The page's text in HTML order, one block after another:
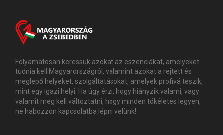
Folyamatosan keressük azokat az eszenciákat, amelyeket
tudnia kell Magyarországról, valamint azokat a rejtett és
meglepő helyeket, szolgáltatásokat, amelyek profivá teszik,
mint egy igazi helyi. Ha úgy érzi, hogy hiányzik valami, vagy
valamit meg kell változtatni, hogy minden tökéletes legyen,
ne habozzon kapcsolatba lépni velünk!